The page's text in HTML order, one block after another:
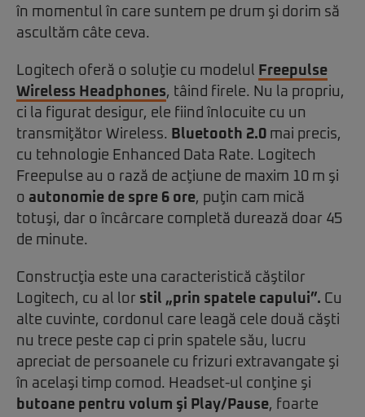
în momentul în care suntem pe drum şi dorim să
ascultăm câte ceva.
Logitech oferă o soluţie cu modelul Freepulse
Wireless Headphones, tâind firele. Nu la propriu,
ci la figurat desigur, ele fiind înlocuite cu un
transmiţător Wireless. Bluetooth 2.0 mai precis,
cu tehnologie Enhanced Data Rate. Logitech
Freepulse au o rază de acţiune de maxim 10 m şi
o autonomie de spre 6 ore, puţin cam mică
totuşi, dar o încârcare completă durează doar 45
de minute.
Construcţia este una caracteristică căştilor
Logitech, cu al lor stil „prin spatele capului”. Cu
alte cuvinte, cordonul care leagă cele două căşti
nu trece peste cap ci prin spatele său, lucru
apreciat de persoanele cu frizuri extravangate şi
în acelaşi timp comod. Headset-ul conţine şi
butoane pentru volum şi Play/Pause, foarte